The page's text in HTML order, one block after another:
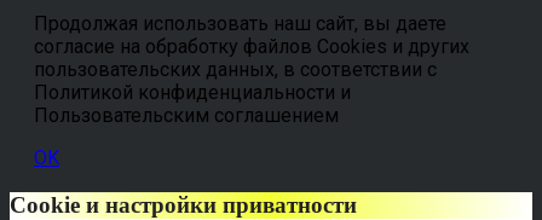
Продолжая использовать наш сайт, вы даете
согласие на обработку файлов Cookies и других
пользовательских данных, в соответствии с
Политикой конфиденциальности и
Пользовательским соглашением
OK
Cookie и настройки приватности